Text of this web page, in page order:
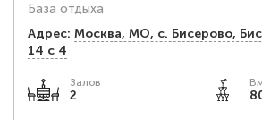
База отдыха
Адрес: Москва, МО, с. Бисерово,
14 с 4
Залов
2